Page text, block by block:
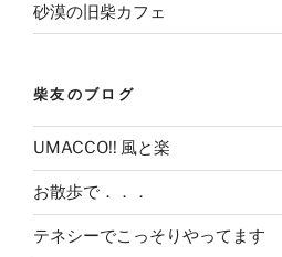
砂漠の旧柴カフェ
柴友のブログ
UMACCO!! 風と楽
お散歩で．．．
テネシーでこっそりやってます